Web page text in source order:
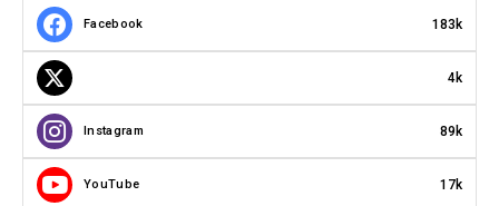
Facebook 183k
4k
Instagram 89k
YouTube 17k